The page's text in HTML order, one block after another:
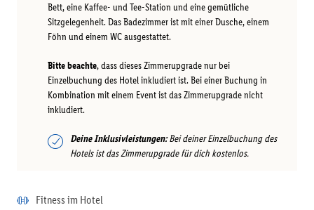
Bett, eine Kaffee- und Tee-Station und eine gemütliche
Sitzgelegenheit. Das Badezimmer ist mit einer Dusche, einem
Föhn und einem WC ausgestattet.
Bitte beachte, dass dieses Zimmerupgrade nur bei
Einzelbuchung des Hotel inkludiert ist. Bei einer Buchung in
Kombination mit einem Event ist das Zimmerupgrade nicht
inkludiert.
Deine Inklusivleistungen:Bei deiner Einzelbuchung des
Hotels ist das Zimmerupgrade für dich kostenlos.
Fitness im Hotel